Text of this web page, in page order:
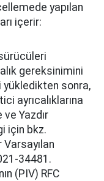
yapılan
içerir:
gereksinimini
sonra,
ayrıcalıklarına
Yazdır
için bkz.
34481.
(PIV) RFC